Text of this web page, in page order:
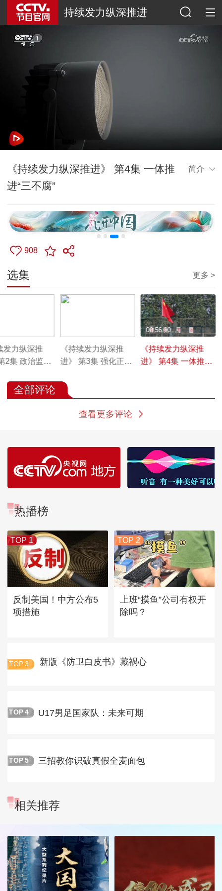
持续发力纵深推进
《持续发力纵深推进》 第4集 一体推
进“三不腐”
简介
908
选集 更多 >
发力纵深推
2集 政治监督
《持续发力纵深推
进》 第3集 强化正风
《持续发力纵深推
进》 第4集 一体推
00:56:10
全部评论
查看更多评论
热播榜
TOP 1
反制美国！中方公布5
项措施
TOP 2
上班“摸鱼”公司有权开
除吗？
TOP 3 新版《防卫白皮书》藏祸心
TOP 4 U17男足国家队：未来可期
TOP 5 三招教你识破真假全麦面包
相关推荐